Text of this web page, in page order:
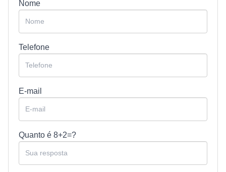
Nome
Telefone
E-mail
Quanto é 8+2=?